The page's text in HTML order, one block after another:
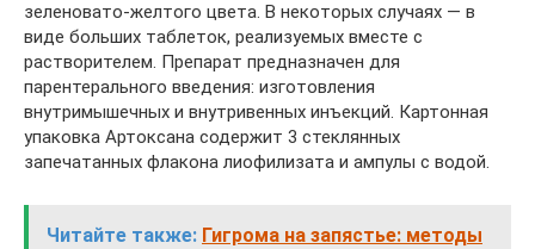
зеленовато-желтого цвета. В некоторых случаях — в
виде больших таблеток, реализуемых вместе с
растворителем. Препарат предназначен для
парентерального введения: изготовления
внутримышечных и внутривенных инъекций. Картонная
упаковка Артоксана содержит 3 стеклянных
запечатанных флакона лиофилизата и ампулы с водой.
Читайте также: Гигрома на запястье: методы